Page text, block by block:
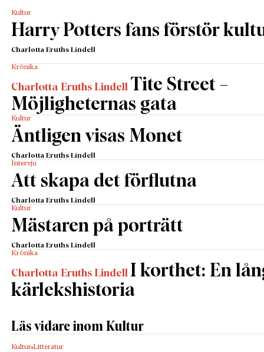
Kultur
Harry Potters fans förstör
Charlotta Eruths Lindell
Krönika
Charlotta Eruths Lindell Tite Street –
Möjligheternas gata
Kultur
Äntligen visas Monet
Charlotta Eruths Lindell
Intervju
Att skapa det förflutna
Charlotta Eruths Lindell
Kultur
Mästaren på porträtt
Charlotta Eruths Lindell
Krönika
Charlotta Eruths Lindell I korthet: En
kärlekshistoria
Läs vidare inom Kultur
Kultur Litteratur